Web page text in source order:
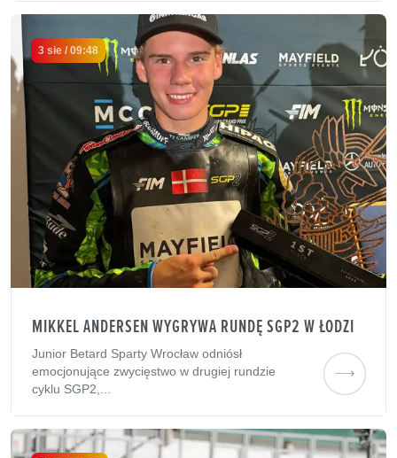
3 sie / 09:48
MIKKEL ANDERSEN WYGRYWA RUNDĘ SGP2 W ŁODZI
Junior Betard Sparty Wrocław odniósł
emocjonujące zwycięstwo w drugiej rundzie
cyklu SGP2,...